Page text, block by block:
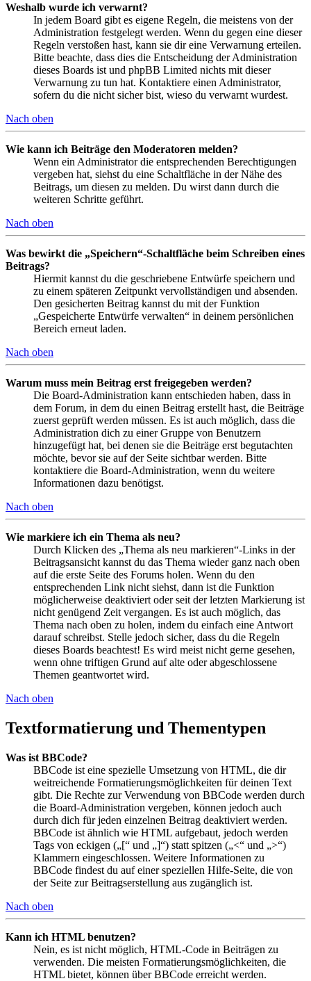
Weshalb wurde ich verwarnt?
In jedem Board gibt es eigene Regeln, die meistens von der
Administration festgelegt werden. Wenn du gegen eine dieser
Regeln verstoßen hast, kann sie dir eine Verwarnung erteilen.
Bitte beachte, dass dies die Entscheidung der Administration
dieses Boards ist und phpBB Limited nichts mit dieser
Verwarnung zu tun hat. Kontaktiere einen Administrator,
sofern du die nicht sicher bist, wieso du verwarnt wurdest.
Nach oben
Wie kann ich Beiträge den Moderatoren melden?
Wenn ein Administrator die entsprechenden Berechtigungen
vergeben hat, siehst du eine Schaltfläche in der Nähe des
Beitrags, um diesen zu melden. Du wirst dann durch die
weiteren Schritte geführt.
Nach oben
Was bewirkt die „Speichern“-Schaltfläche beim Schreiben eines
Beitrags?
Hiermit kannst du die geschriebene Entwürfe speichern und
zu einem späteren Zeitpunkt vervollständigen und absenden.
Den gesicherten Beitrag kannst du mit der Funktion
„Gespeicherte Entwürfe verwalten“ in deinem persönlichen
Bereich erneut laden.
Nach oben
Warum muss mein Beitrag erst freigegeben werden?
Die Board-Administration kann entschieden haben, dass in
dem Forum, in dem du einen Beitrag erstellt hast, die Beiträge
zuerst geprüft werden müssen. Es ist auch möglich, dass die
Administration dich zu einer Gruppe von Benutzern
hinzugefügt hat, bei denen sie die Beiträge erst begutachten
möchte, bevor sie auf der Seite sichtbar werden. Bitte
kontaktiere die Board-Administration, wenn du weitere
Informationen dazu benötigst.
Nach oben
Wie markiere ich ein Thema als neu?
Durch Klicken des „Thema als neu markieren“-Links in der
Beitragsansicht kannst du das Thema wieder ganz nach oben
auf die erste Seite des Forums holen. Wenn du den
entsprechenden Link nicht siehst, dann ist die Funktion
möglicherweise deaktiviert oder seit der letzten Markierung ist
nicht genügend Zeit vergangen. Es ist auch möglich, das
Thema nach oben zu holen, indem du einfach eine Antwort
darauf schreibst. Stelle jedoch sicher, dass du die Regeln
dieses Boards beachtest! Es wird meist nicht gerne gesehen,
wenn ohne triftigen Grund auf alte oder abgeschlossene
Themen geantwortet wird.
Nach oben
Textformatierung und Thementypen
Was ist BBCode?
BBCode ist eine spezielle Umsetzung von HTML, die dir
weitreichende Formatierungsmöglichkeiten für deinen Text
gibt. Die Rechte zur Verwendung von BBCode werden durch
die Board-Administration vergeben, können jedoch auch
durch dich für jeden einzelnen Beitrag deaktiviert werden.
BBCode ist ähnlich wie HTML aufgebaut, jedoch werden
Tags von eckigen („[“ und „]“) statt spitzen („<“ und „>“)
Klammern eingeschlossen. Weitere Informationen zu
BBCode findest du auf einer speziellen Hilfe-Seite, die von
der Seite zur Beitragserstellung aus zugänglich ist.
Nach oben
Kann ich HTML benutzen?
Nein, es ist nicht möglich, HTML-Code in Beiträgen zu
verwenden. Die meisten Formatierungsmöglichkeiten, die
HTML bietet, können über BBCode erreicht werden.